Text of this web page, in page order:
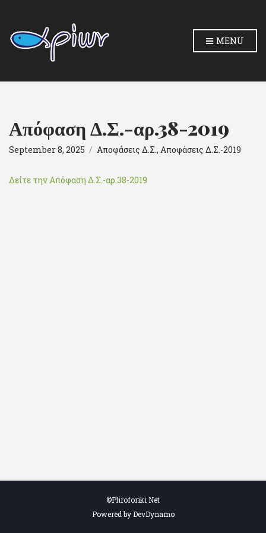
MENU
Απόφαση Δ.Σ.-αρ.38-2019
September 8, 2025 Αποφάσεις Δ.Σ., Αποφάσεις Δ.Σ.-2019
Δείτε την Απόφαση Δ.Σ.-αρ.38-2019
©Pliroforiki Net
Powered by DevDynamo